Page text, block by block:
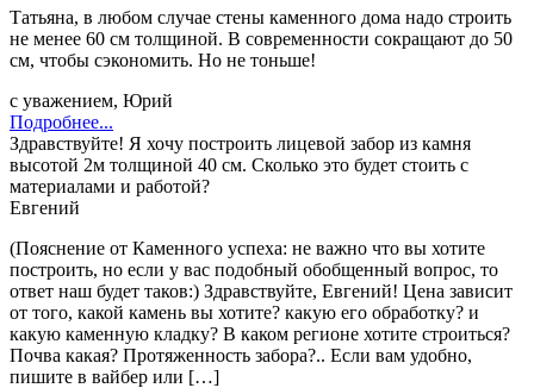
Татьяна, в любом случае стены каменного дома надо строить
не менее 60 см толщиной. В современности сокращают до 50
см, чтобы сэкономить. Но не тоньше!
с уважением, Юрий
Подробнее...
Здравствуйте! Я хочу построить лицевой забор из камня
высотой 2м толщиной 40 см. Сколько это будет стоить с
материалами и работой?
Евгений
(Пояснение от Каменного успеха: не важно что вы хотите
построить, но если у вас подобный обобщенный вопрос, то
ответ наш будет таков:) Здравствуйте, Евгений! Цена зависит
от того, какой камень вы хотите? какую его обработку? и
какую каменную кладку? В каком регионе хотите строиться?
Почва какая? Протяженность забора?.. Если вам удобно,
пишите в вайбер или […]